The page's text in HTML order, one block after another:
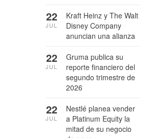
Kraft Heinz y The Walt
Disney Company
anuncian una alianza
22
JUL
Gruma publica su
reporte financiero del
segundo trimestre de
2026
22
JUL
Nestlé planea vender
a Platinum Equity la
mitad de su negocio
22
JUL